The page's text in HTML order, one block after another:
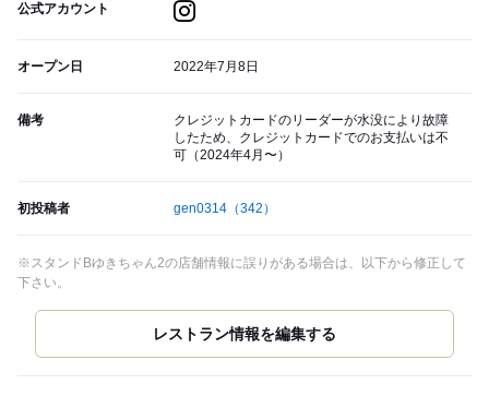
公式アカウント
オープン日 2022年7月8日
備考
クレジットカードのリーダーが水没により故障
したため、クレジットカードでのお支払いは不
可（2024年4月〜）
初投稿者 gen0314 （342）
※スタンドBゆきちゃん2の店舗情報に誤りがある場合は、以下から修正して
下さい。